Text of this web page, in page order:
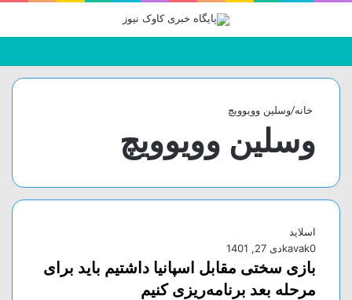
خانه/وسلین وویوویچ
وسلین وویوویچ
اسلاید
kavakدی 27, 1401 0
بازی سختی مقابل اسپانیا داشتیم باید برای
مرحله بعد برنامه‌ریزی کنیم